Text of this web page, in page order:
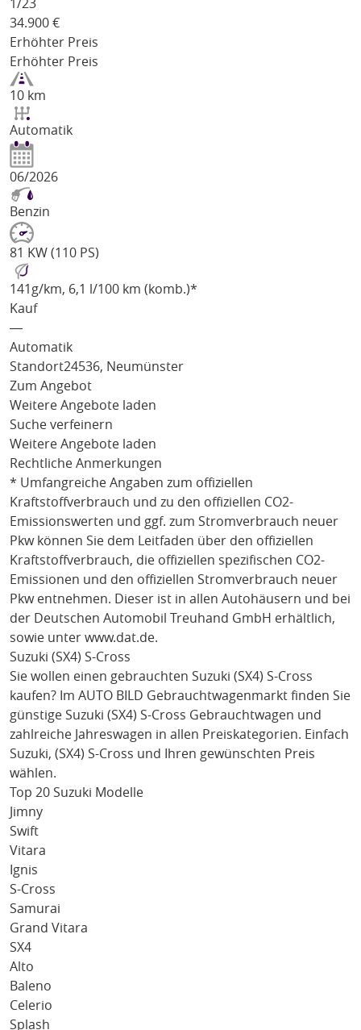
1/23
34.900 €
Erhöhter Preis
Erhöhter Preis
10 km
Automatik
06/2026
Benzin
81 KW (110 PS)
141 g/km, 6,1 l/100 km (komb.)*
Kauf
―
Automatik
Standort24536, Neumünster
Zum Angebot
Weitere Angebote laden
Suche verfeinern
Weitere Angebote laden
Rechtliche Anmerkungen
* Umfangreiche Angaben zum offiziellen
Kraftstoffverbrauch und zu den offiziellen CO2-
Emissionswerten und ggf. zum Stromverbrauch neuer
Pkw können Sie dem Leitfaden über den offiziellen
Kraftstoffverbrauch, die offiziellen spezifischen CO2-
Emissionen und den offiziellen Stromverbrauch neuer
Pkw entnehmen. Dieser ist in allen Autohäusern und bei
der Deutschen Automobil Treuhand GmbH erhältlich,
sowie unter www.dat.de.
Suzuki (SX4) S-Cross
Sie wollen einen gebrauchten Suzuki (SX4) S-Cross
kaufen? Im AUTO BILD Gebrauchtwagenmarkt finden Sie
günstige Suzuki (SX4) S-Cross Gebrauchtwagen und
zahlreiche Jahreswagen in allen Preiskategorien. Einfach
Suzuki, (SX4) S-Cross und Ihren gewünschten Preis
wählen.
Top 20 Suzuki Modelle
Jimny
Swift
Vitara
Ignis
S-Cross
Samurai
Grand Vitara
SX4
Alto
Baleno
Celerio
Splash